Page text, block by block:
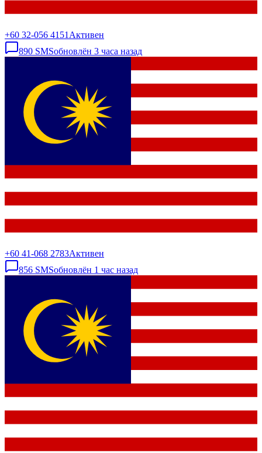
+60 32-056 4151 Активен
890 SMSобновлён 3 часа назад
+60 41-068 2783Активен
856 SMSобновлён 1 час назад